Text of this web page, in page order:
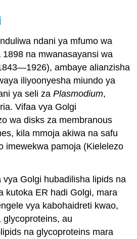
ndani ya mfumo wa
na mwanasayansi wa
ambaye alianzisha
iliyoonyesha miundo ya
ya seli zaPlasmodium,
Vifaa vya Golgi
wa disks za membranous
kila mmoja akiwa na safu
imewekwa pamoja (Kielelezo
vya Golgi hubadilisha lipids na
kutoka ER hadi Golgi, mara
vya kabohaidreti kwao,
glycoproteins, au
na glycoproteins mara